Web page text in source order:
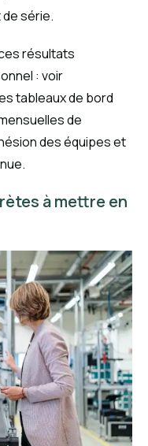
série.
résultats
: voir
tableaux de bord
de
des équipes et
à mettre en